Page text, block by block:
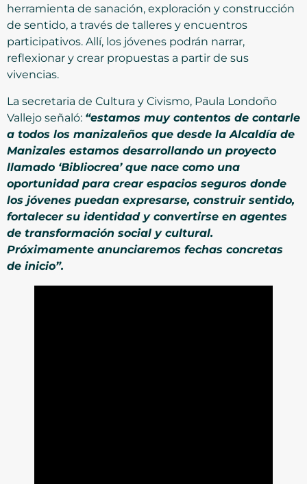
herramienta de sanación, exploración y construcción
de sentido, a través de talleres y encuentros
participativos. Allí, los jóvenes podrán narrar,
reflexionar y crear propuestas a partir de sus
vivencias.
La secretaria de Cultura y Civismo, Paula Londoño
Vallejo señaló: “estamos muy contentos de contarle
a todos los manizaleños que desde la Alcaldía de
Manizales estamos desarrollando un proyecto
llamado ‘Bibliocrea’ que nace como una
oportunidad para crear espacios seguros donde
los jóvenes puedan expresarse, construir sentido,
fortalecer su identidad y convertirse en agentes
de transformación social y cultural.
Próximamente anunciaremos fechas concretas
de inicio”.